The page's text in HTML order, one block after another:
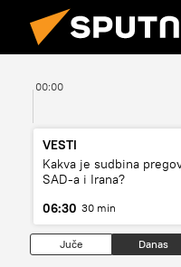
00:00
VESTI
Kakva je sudbina
SAD-a i Irana?
06:30 30 min
Juče Danas